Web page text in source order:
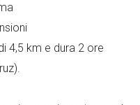
4,5 km e dura 2 ore